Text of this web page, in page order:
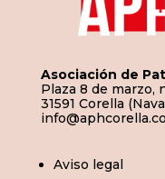
Asociación de
Plaza 8 de marzo,
31591 Corella
Aviso legal